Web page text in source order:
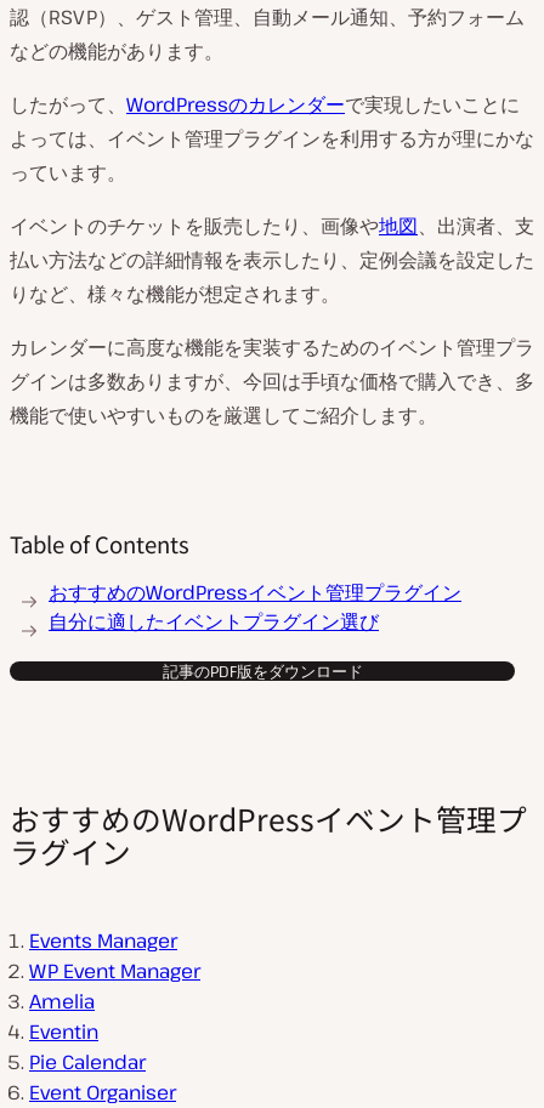
認（RSVP）、ゲスト管理、自動メール通知、予約フォーム
などの機能があります。
したがって、 WordPressのカレンダーで実現したいことに
よっては、イベント管理プラグインを利用する方が理にかな
っています。
イベントのチケットを販売したり、画像や地図、出演者、支
払い方法などの詳細情報を表示したり、定例会議を設定した
りなど、様々な機能が想定されます。
カレンダーに高度な機能を実装するためのイベント管理プラ
グインは多数ありますが、今回は手頃な価格で購入でき、多
機能で使いやすいものを厳選してご紹介します。
Table of Contents
おすすめのWordPressイベント管理プラグイン
自分に適したイベントプラグイン選び
記事のPDF版をダウンロード
おすすめのWordPressイベント管理プ
ラグイン
Events Manager
WP Event Manager
Amelia
Eventin
Pie Calendar
Event Organiser